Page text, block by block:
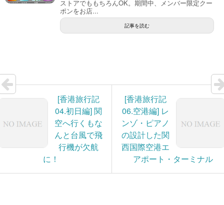
ストアでももちろんOK。期間中、メンバー限定クー
ポンをお店...
記事を読む
[香港旅行記
04.初日編] 関
空へ行くもな
んと台風で飛
行機が欠航
に！
[香港旅行記
06.空港編] レ
ンゾ・ピアノ
の設計した関
西国際空港エ
アポート・ターミナル